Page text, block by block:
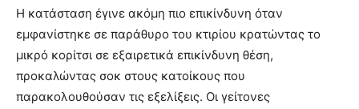
Η κατάσταση έγινε ακόμη πιο επικίνδυνη όταν
εμφανίστηκε σε παράθυρο του κτιρίου κρατώντας το
μικρό κορίτσι σε εξαιρετικά επικίνδυνη θέση,
προκαλώντας σοκ στους κατοίκους που
παρακολουθούσαν τις εξελίξεις. Οι γείτονες